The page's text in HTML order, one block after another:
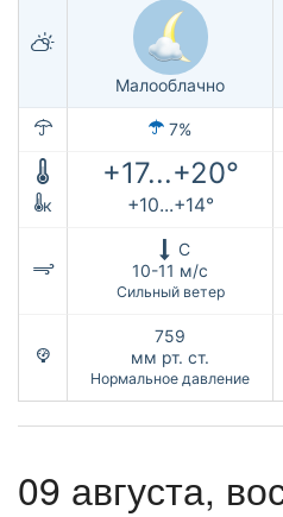
Малооблачно
7%
+17...+20°
к +10...+14°
С
10-11 м/с
Сильный ветер
759
мм рт. ст.
Нормальное давление
09 августа,